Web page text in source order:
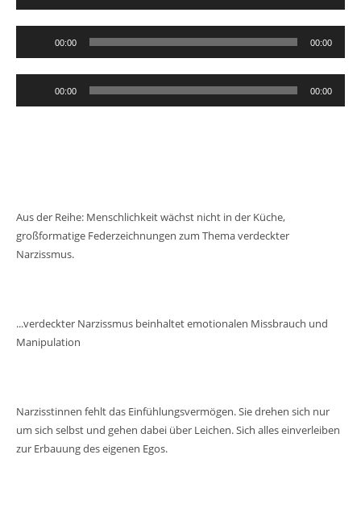
00:00 00:00
00:00 00:00
Aus der Reihe: Menschlichkeit wächst nicht in der Küche,
großformatige Federzeichnungen zum Thema verdeckter
Narzissmus.
...verdeckter Narzissmus beinhaltet emotionalen Missbrauch und
Manipulation
Narzisstinnen fehlt das Einfühlungsvermögen. Sie drehen sich nur
um sich selbst und gehen dabei über Leichen. Sich alles einverleiben
zur Erbauung des eigenen Egos.